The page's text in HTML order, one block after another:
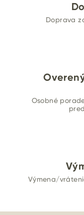
Doprava
Osobné
Výmena/